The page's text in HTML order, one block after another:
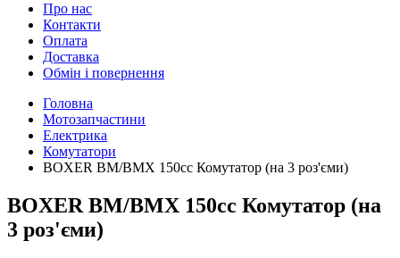
Про нас
Контакти
Оплата
Доставка
Обмін і повернення
Головна
Мотозапчастини
Електрика
Комутатори
BOXER BM/ВМX 150cc Комутатор (на 3 роз'єми)
BOXER BM/ВМX 150cc Комутатор (на
3 роз'єми)